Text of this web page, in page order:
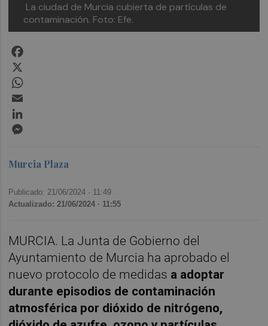
La ciudad de Murcia cubierta de partículas de
contaminación. Foto: Efe.
Murcia Plaza
Publicado: 21/06/2024 · 11:49
Actualizado: 21/06/2024 · 11:55
MURCIA. La Junta de Gobierno del
Ayuntamiento de Murcia ha aprobado el
nuevo protocolo de medidas a adoptar
durante episodios de contaminación
atmosférica por dióxido de nitrógeno,